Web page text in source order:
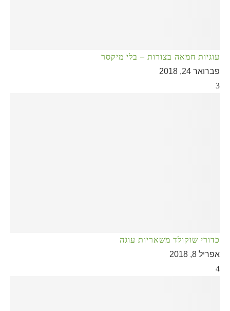
עוגיות חמאה בצורות – בלי מיקסר
פברואר 24, 2018
3
כדורי שוקולד משאריות עוגה
אפריל 8, 2018
4